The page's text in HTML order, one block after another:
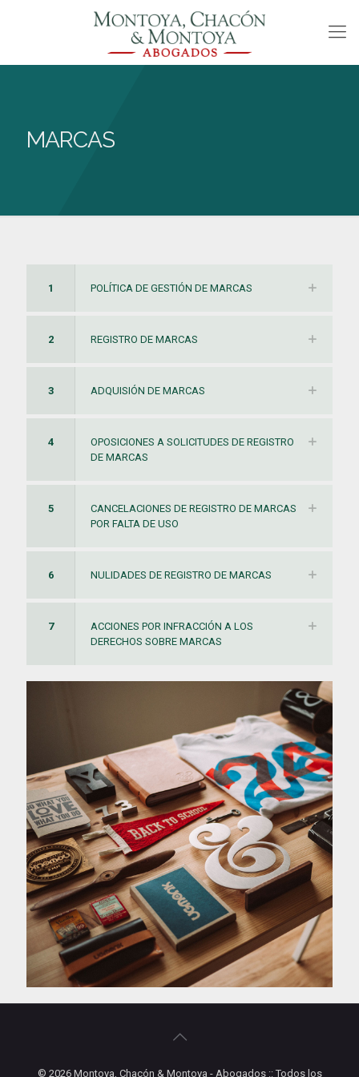
MARCAS
1 POLÍTICA DE GESTIÓN DE MARCAS
2 REGISTRO DE MARCAS
3 ADQUISIÓN DE MARCAS
4
OPOSICIONES A SOLICITUDES DE REGISTRO
DE MARCAS
5
CANCELACIONES DE REGISTRO DE MARCAS
POR FALTA DE USO
6 NULIDADES DE REGISTRO DE MARCAS
7
ACCIONES POR INFRACCIÓN A LOS
DERECHOS SOBRE MARCAS
© 2026 Montoya, Chacón & Montoya - Abogados :: Todos los